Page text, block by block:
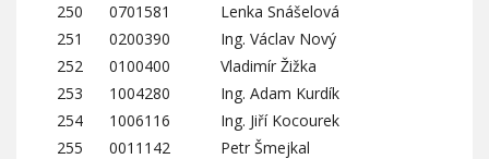
250
0701581
Lenka Snášelová
251
0200390
Ing. Václav Nový
252
0100400
Vladimír Žižka
253
1004280
Ing. Adam Kurdík
254
1006116
Ing. Jiří Kocourek
255
0011142
Petr Šmejkal